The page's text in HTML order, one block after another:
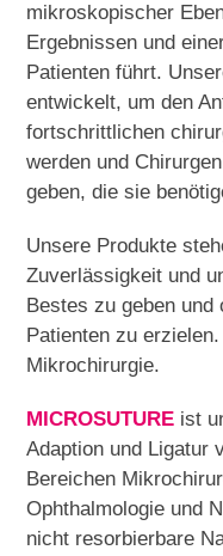
mikroskopischer
Ergebnissen und
Patienten führt.
entwickelt, um den
fortschrittlichen
werden und
geben, die sie
Unsere Produkte
Zuverlässigkeit und
Bestes zu geben
Patienten zu
Mikrochirurgie.
MICROSUTURE ist
Adaption und Ligatur
Bereichen
Ophthalmologie und
nicht resorbierbare